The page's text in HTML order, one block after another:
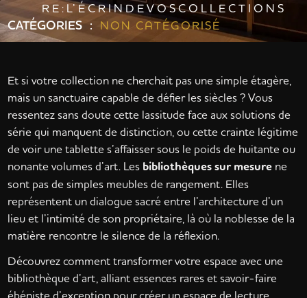
R E : L’ É C R I N D E V O S C O L L E C T I O N S
CATÉGORIES : NON CATÉGORISÉ
Et si votre collection ne cherchait pas une simple étagère,
mais un sanctuaire capable de défier les siècles ? Vous
ressentez sans doute cette lassitude face aux solutions de
série qui manquent de distinction, ou cette crainte légitime
de voir une tablette s’affaisser sous le poids de huitante ou
nonante volumes d’art. Les bibliothèques sur mesure ne
sont pas de simples meubles de rangement. Elles
représentent un dialogue sacré entre l’architecture d’un
lieu et l’intimité de son propriétaire, là où la noblesse de la
matière rencontre le silence de la réflexion.
Découvrez comment transformer votre espace avec une
bibliothèque d’art, alliant essences rares et savoir-faire
ébéniste d’exception pour créer un espace de lecture